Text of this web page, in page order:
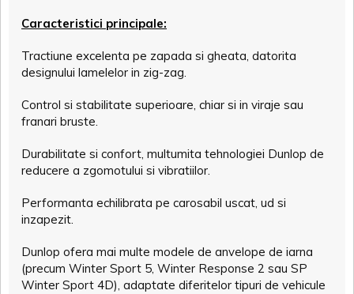
Caracteristici principale:
Tractiune excelenta pe zapada si gheata, datorita
designului lamelelor in zig-zag.
Control si stabilitate superioare, chiar si in viraje sau
franari bruste.
Durabilitate si confort, multumita tehnologiei Dunlop de
reducere a zgomotului si vibratiilor.
Performanta echilibrata pe carosabil uscat, ud si
inzapezit.
Dunlop ofera mai multe modele de anvelope de iarna
(precum Winter Sport 5, Winter Response 2 sau SP
Winter Sport 4D), adaptate diferitelor tipuri de vehicule